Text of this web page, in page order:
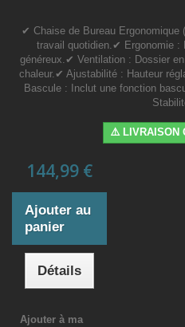
✔ Chaise de Bureau Ergonomique
travail quotidien.✔ Ergonomie :
généreux.✔ Ventilation : Dossier
chaleur.✔ Ajustabilité : Hauteur
Bascule : Inclut une fonction
⚠️ LIVRAISON
144,99 €
Ajouter au
panier
Détails
Ajouter à ma